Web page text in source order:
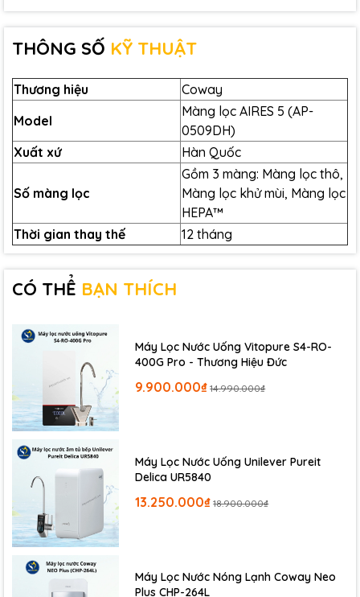
virus và vi khuẩn gây bệnh. Thời gian thay thế:
12 tháng.
Lưu ý: Thời gian thay thế màng lọc còn phụ thuộc vào
mức độ ô nhiễm và tần suất sử dụng.
Hình thực tế màng lọc không khí coway 0509DH
THÔNG SỐ KỸ THUẬT
Thương hiệu
Coway
Model
Màng lọc AIRES 5 (AP-
0509DH)
Xuất xứ
Hàn Quốc
Số màng lọc
Gồm 3 màng: Màng lọc thô,
Màng lọc khử mùi, Màng lọc
HEPA™
Thời gian thay thế
12 tháng
CÓ THỂ BẠN THÍCH
Máy Lọc Nước Uống Vitopure S4-RO-
400G Pro - Thương Hiệu Đức
9.900.000₫ 14.990.000₫
Máy Lọc Nước Uống Unilever Pureit
Delica UR5840
13.250.000₫ 18.900.000₫
Máy Lọc Nước Nóng Lạnh Coway Neo
Plus CHP-264L